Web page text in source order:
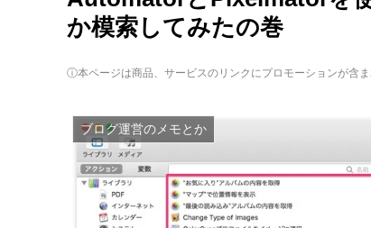
か模索してみたの巻
ⓘ本ページは商品、サービスのリンクにプロモーションが含
ブログ運営のメモとか